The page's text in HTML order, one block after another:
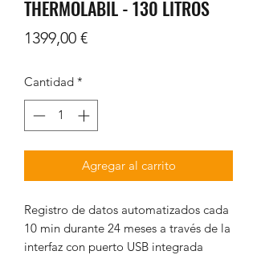
THERMOLABIL - 130 LITROS
1399,00 €Precio
Cantidad *
Agregar al carrito
Registro de datos automatizados cada
10 min durante 24 meses a través de la
interfaz con puerto USB integrada